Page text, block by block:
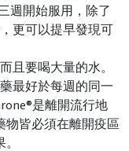
週開始服用，除了
更可以提早發現可
且要喝大量的水。
最好於每週的同一
是離開流行地
物皆必須在離開疫區